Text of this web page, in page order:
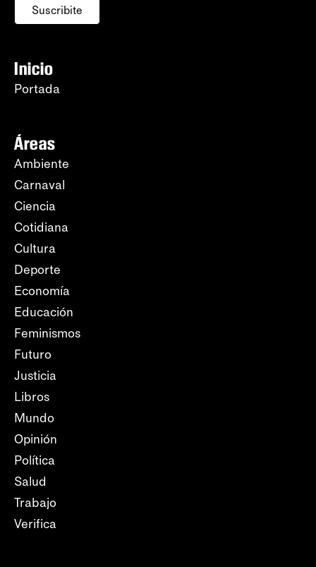
Suscribite
Inicio
Portada
Áreas
Ambiente
Carnaval
Ciencia
Cotidiana
Cultura
Deporte
Economía
Educación
Feminismos
Futuro
Justicia
Libros
Mundo
Opinión
Política
Salud
Trabajo
Verifica